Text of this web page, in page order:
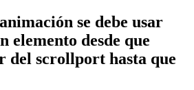
se debe usar
elemento desde que
del scrollport hasta que